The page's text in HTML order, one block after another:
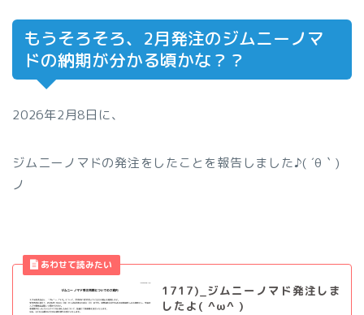
もうそろそろ、2月発注のジムニーノマ
ドの納期が分かる頃かな？？
2026年2月8日に、
ジムニーノマドの発注をしたことを報告しました♪( ´θ｀)
ノ
1717)_ジムニーノマド発注しま
したよ( ^ω^ )